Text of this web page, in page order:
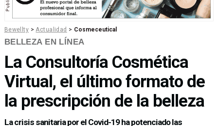
Bewellty >Actualidad > Cosmeceutical
BELLEZA EN LÍNEA
La Consultoría Cosmética
Virtual, el último formato de
la prescripción de la belleza
La crisis sanitaria por el Covid-19 ha potenciado las